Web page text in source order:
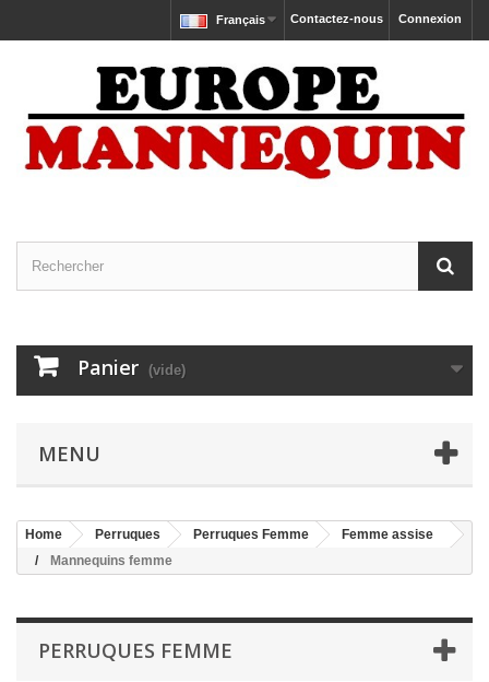
Connexion
Contactez-nous
Français
Panier (vide)
MENU
Home Perruques Perruques Femme
Femme assise
Mannequins femme
PERRUQUES FEMME